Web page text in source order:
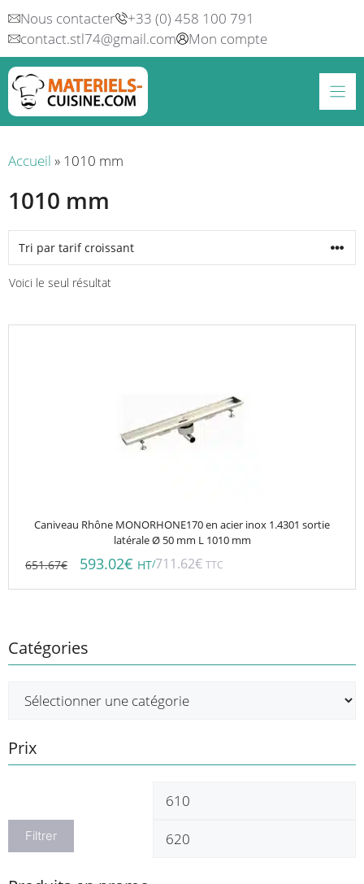
Aller
au
contenu
Nous contacter
+33 (0) 458 100 791
contact.stl74@gmail.com
Mon compte
Accueil » 1010 mm
1010 mm
Voici le seul résultat
Caniveau Rhône MONORHONE170 en acier inox 1.4301 sortie
latérale Ø 50 mm L 1010 mm
651.67€ 593.02€ HT/711.62€ TTC
Catégories
Prix
Prix
Filtrer